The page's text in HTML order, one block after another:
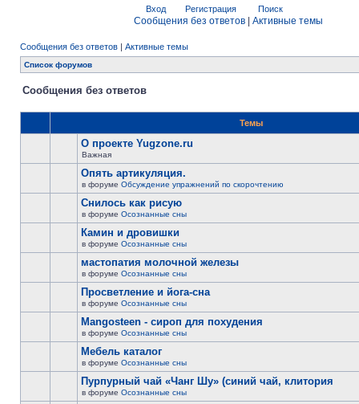
Вход Регистрация Поиск
Сообщения без ответов Активные темы
Сообщения без ответов | Активные темы
Список форумов
Сообщения без ответов
Темы
О проекте Yugzone.ru
Важная
Опять артикуляция.
в форуме Обсуждение упражнений по скорочтению
Снилось как рисую
в форуме Осознанные сны
Камин и дровишки
в форуме Осознанные сны
мастопатия молочной железы
в форуме Осознанные сны
Просветление и йога-сна
в форуме Осознанные сны
Mangosteen - сироп для похудения
в форуме Осознанные сны
Мебель каталог
в форуме Осознанные сны
Пурпурный чай «Чанг Шу» (синий чай, клитория
в форуме Осознанные сны